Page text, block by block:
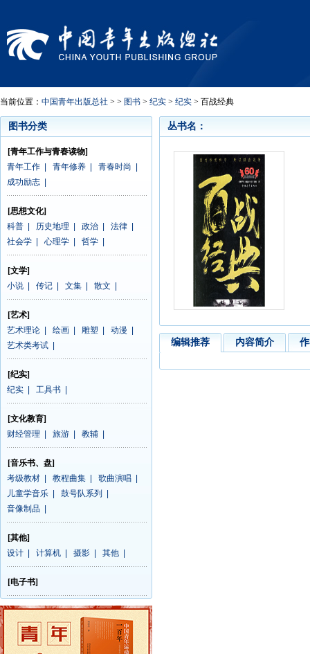
当前位置： 中国青年出版总社 > > 图书 > 纪实 > 纪实 > 百战经典
图书分类
[青年工作与青春读物]
青年工作
青年修养 青春时尚
成功励志
[思想文化]
科普
历史地理 政治 法律
社会学
心理学 哲学
[文学]
小说
传记 文集 散文
[艺术]
艺术理论
绘画 雕塑 动漫
艺术类考试
[纪实]
纪实
工具书
[文化教育]
财经管理
旅游 教辅
[音乐书、盘]
考级教材
教程曲集 歌曲演唱
儿童学音乐
鼓号队系列
音像制品
[其他]
设计
计算机 摄影 其他
[电子书]
丛书名：
编辑推荐 内容简介